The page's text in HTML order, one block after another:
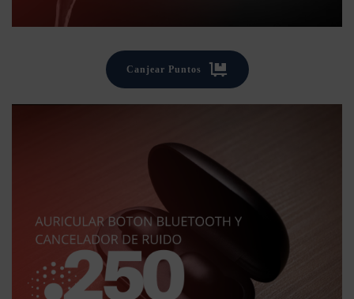
Canjear Puntos